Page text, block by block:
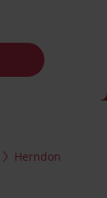
Herndon